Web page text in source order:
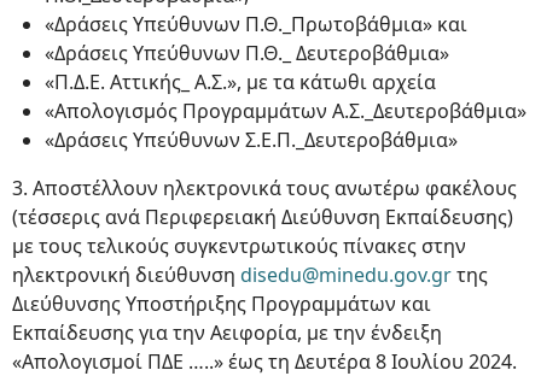
«Δράσεις Υπεύθυνων Π.Θ._Πρωτοβάθμια» και
«Δράσεις Υπεύθυνων Π.Θ._ Δευτεροβάθμια»
«Π.Δ.Ε. Αττικής_ Α.Σ.», με τα κάτωθι αρχεία
«Απολογισμός Προγραμμάτων Α.Σ._Δευτεροβάθμια»
«Δράσεις Υπεύθυνων Σ.Ε.Π._Δευτεροβάθμια»
3. Αποστέλλουν ηλεκτρονικά τους ανωτέρω φακέλους
(τέσσερις ανά Περιφερειακή Διεύθυνση Εκπαίδευσης)
με τους τελικούς συγκεντρωτικούς πίνακες στην
ηλεκτρονική διεύθυνση disedu@minedu.gov.grτης
Διεύθυνσης Υποστήριξης Προγραμμάτων και
Εκπαίδευσης για την Αειφορία, με την ένδειξη
«Απολογισμοί ΠΔΕ …..» έως τη Δευτέρα 8 Ιουλίου 2024.